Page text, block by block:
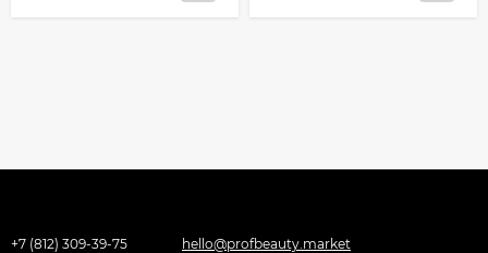
+7 (812) 309-39-75 hello@profbeauty.market